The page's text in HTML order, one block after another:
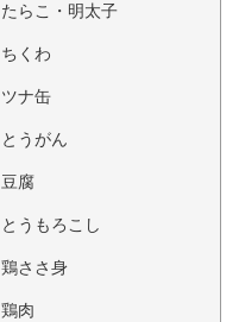
たらこ・明太子
ちくわ
ツナ缶
とうがん
豆腐
とうもろこし
鶏ささ身
鶏肉